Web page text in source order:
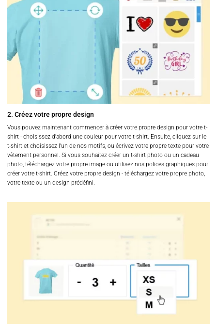
2. Créez votre propre design
Vous pouvez maintenant commencer à créer votre propre design pour votre t-
shirt - choisissez d'abord une couleur pour votre t-shirt. Ensuite, cliquez sur le
t-shirt et choisissez l'un de nos motifs, ou écrivez votre propre texte pour votre
vêtement personnel. Si vous souhaitez créer un t-shirt photo ou un cadeau
photo, téléchargez votre propre image ou utilisez nos polices graphiques pour
créer votre t-shirt. Créez votre propre design - téléchargez votre propre photo,
votre texte ou un design prédéfini.